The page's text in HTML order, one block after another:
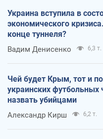
Украина вступила в
экономического
конце туннеля?
Вадим Денисенко 6,3 т.
Чей будет Крым, тот и
украинских футбольных
назвать убийцами
Александр Кирш 6,2 т.